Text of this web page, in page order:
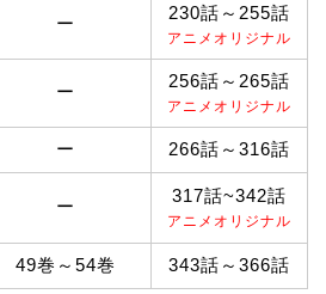
ー
230話～255話
アニメオリジナル
ー
256話～265話
アニメオリジナル
ー 266話～316話
ー
317話~342話
アニメオリジナル
49巻～54巻 343話～366話